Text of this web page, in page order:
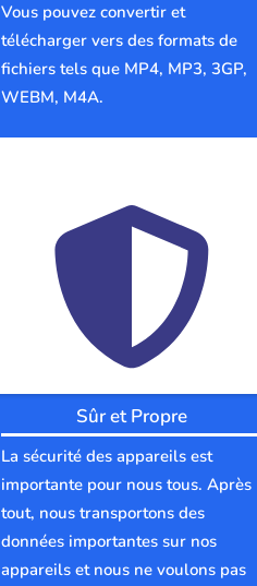
Vous pouvez convertir et
télécharger vers des formats de
fichiers tels que MP4, MP3, 3GP,
WEBM, M4A.
Sûr et Propre
La sécurité des appareils est
importante pour nous tous. Après
tout, nous transportons des
données importantes sur nos
appareils et nous ne voulons pas